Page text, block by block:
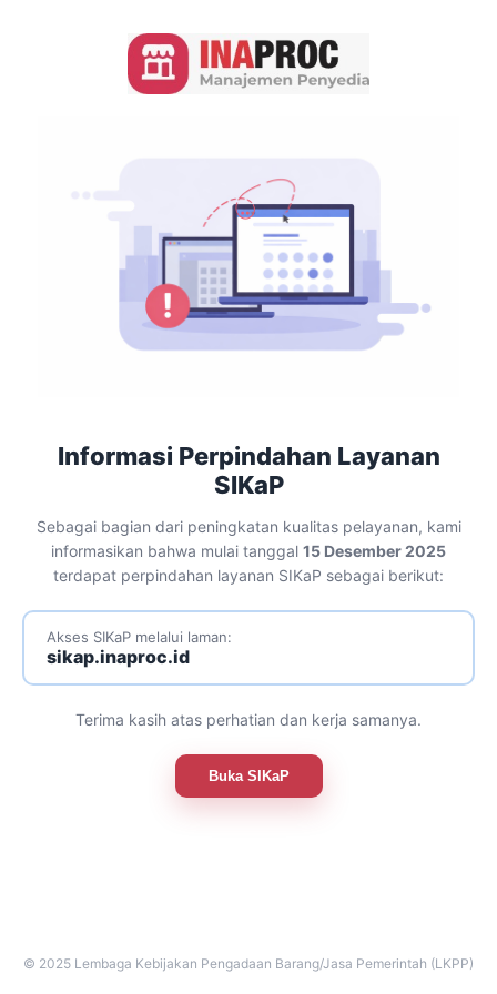
Informasi Perpindahan Layanan
SIKaP
Sebagai bagian dari peningkatan kualitas pelayanan, kami
informasikan bahwa mulai tanggal 15 Desember 2025
terdapat perpindahan layanan SIKaP sebagai berikut:
Akses SIKaP melalui laman:
sikap.inaproc.id
Terima kasih atas perhatian dan kerja samanya.
Buka SIKaP
© 2025 Lembaga Kebijakan Pengadaan Barang/Jasa Pemerintah (LKPP)